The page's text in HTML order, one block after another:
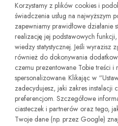
KIM JESTEŚMY?
REGULAMINY I ZWROTY
Korzystamy z plików cookies i
świadczenia usług na najwyższym
zapewniamy prawidłowe działanie
realizację jej podstawowych
wiedzy statystycznej. Jeśli wyrazisz
również do dokonywania
czemu prezentowane Tobie treści i
spersonalizowane. Klikając w
zadecydujesz, jaki zakres instalacji
preferencjom. Szczegółowe
ciasteczek i partnerów oraz tego,
Twoje dane (np. przez Google)